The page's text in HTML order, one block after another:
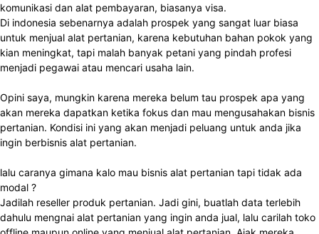
komunikasi dan alat pembayaran, biasanya visa.
Di indonesia sebenarnya adalah prospek yang sangat luar biasa
untuk menjual alat pertanian, karena kebutuhan bahan pokok yang
kian meningkat, tapi malah banyak petani yang pindah profesi
menjadi pegawai atau mencari usaha lain.
Opini saya, mungkin karena mereka belum tau prospek apa yang
akan mereka dapatkan ketika fokus dan mau mengusahakan bisnis
pertanian. Kondisi ini yang akan menjadi peluang untuk anda jika
ingin berbisnis alat pertanian.
lalu caranya gimana kalo mau bisnis alat pertanian tapi tidak ada
modal ?
Jadilah reseller produk pertanian. Jadi gini, buatlah data terlebih
dahulu mengnai alat pertanian yang ingin anda jual, lalu carilah toko